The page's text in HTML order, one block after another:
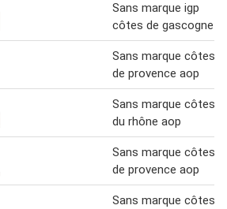
Sans marque igp
côtes de gascogne
Sans marque côtes
de provence aop
Sans marque côtes
du rhône aop
Sans marque côtes
de provence aop
Sans marque côtes